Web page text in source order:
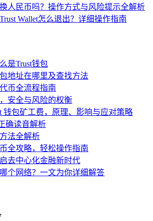
人民币吗？操作方式与风险提示全解析
Wallet怎么退出？详细操作指南
是Trust钱包
地址在哪里及查找方法
币全流程指南
安全与风险的权衡
钱包矿工费，原理、影响与应对策略
确读音解析
法全解析
全攻略，轻松操作指南
去中心化金融新时代
个网络？一文为你详细解答